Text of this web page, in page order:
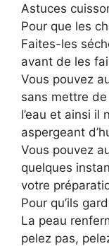
Astuces
Pour que les
Faites-les
avant de les
Vous pouvez
sans mettre de
l’eau et ainsi il
aspergeant
Vous pouvez
quelques
votre
Pour qu’ils
La peau
pelez pas,